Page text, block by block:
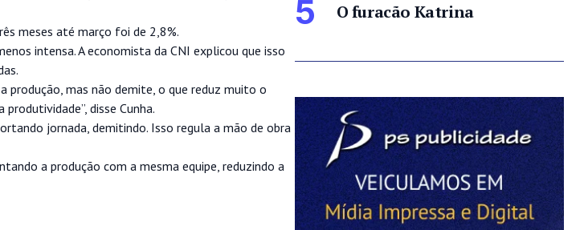
meses até março foi de 2,8%.
intensa. A economista da CNI explicou que isso
produção, mas não demite, o que reduz muito o
disse Cunha.
jornada, demitindo. Isso regula a mão de obra
a produção com a mesma equipe, reduzindo a
5 O furacão Katrina